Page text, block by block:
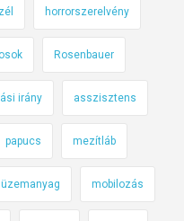
horrorszerelvény
Rosenbauer
irány asszisztens
papucs mezítláb
üzemanyag mobilozás